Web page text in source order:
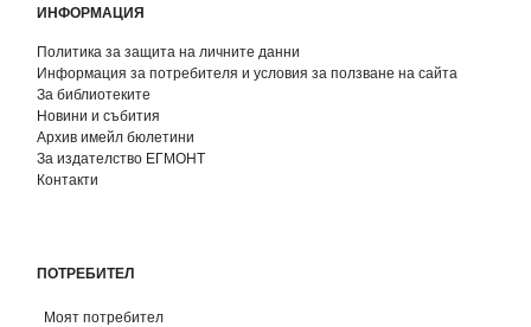
ИНФОРМАЦИЯ
Политика за защита на личните данни
Информация за потребителя и условия за ползване на сайта
За библиотеките
Новини и събития
Архив имейл бюлетини
За издателство ЕГМОНТ
Контакти
ПОТРЕБИТЕЛ
Моят потребител